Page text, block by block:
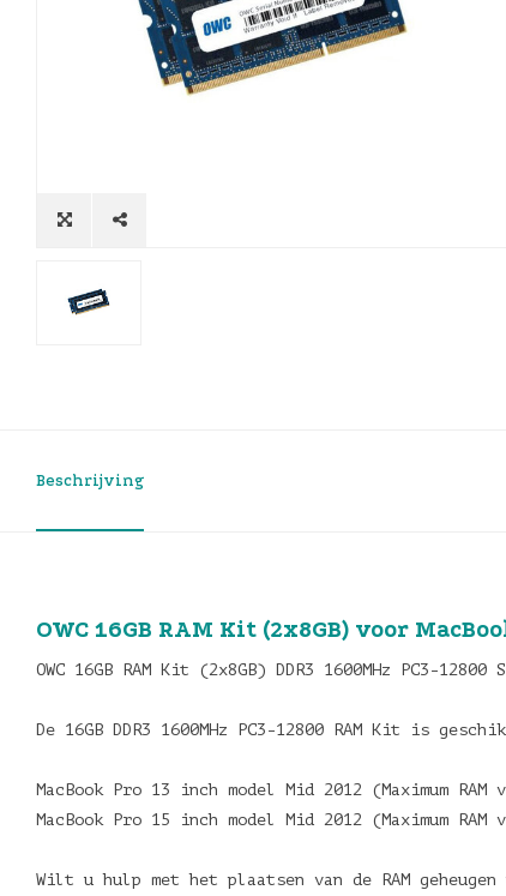
Beschrijving
OWC 16GB RAM Kit (2x8GB) voor
OWC 16GB RAM Kit (2x8GB) DDR3 1600MHz PC3-12800
De 16GB DDR3 1600MHz PC3-12800 RAM Kit is
MacBook Pro 13 inch model Mid 2012 (Maximum
MacBook Pro 15 inch model Mid 2012 (Maximum
Wilt u hulp met het plaatsen van de RAM